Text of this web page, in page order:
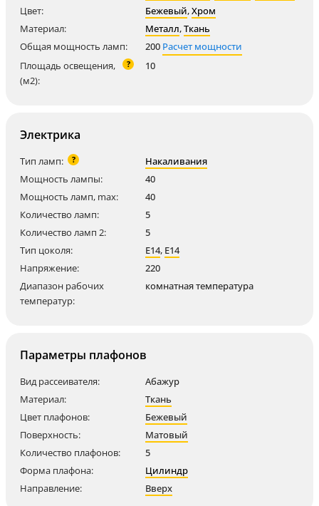
Цвет:
Бежевый,Хром
Материал:
Металл,Ткань
Общая мощность ламп:
200 Расчет мощности
Площадь освещения,
(м2):
? 10
Электрика
Тип ламп: ?
Накаливания
Мощность лампы:
40
Мощность ламп, max:
40
Количество ламп:
5
Количество ламп 2:
5
Тип цоколя:
E14, E14
Напряжение:
220
Диапазон рабочих
температур:
комнатная температура
Параметры плафонов
Вид рассеивателя:
Абажур
Материал:
Ткань
Цвет плафонов:
Бежевый
Поверхность:
Матовый
Количество плафонов:
5
Форма плафона:
Цилиндр
Направление:
Вверх